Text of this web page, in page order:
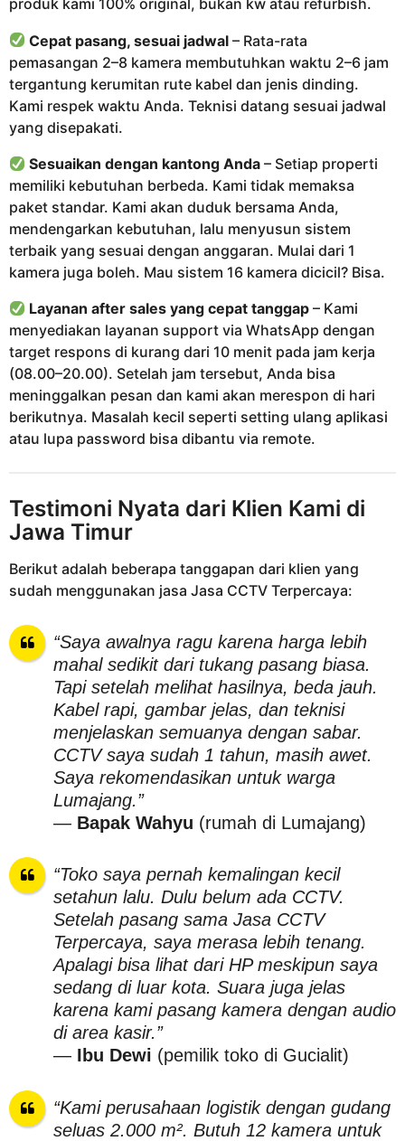
produk kami 100% original, bukan kw atau refurbish.
Cepat pasang, sesuai jadwal – Rata-rata
pemasangan 2–8 kamera membutuhkan waktu 2–6 jam
tergantung kerumitan rute kabel dan jenis dinding.
Kami respek waktu Anda. Teknisi datang sesuai jadwal
yang disepakati.
Sesuaikan dengan kantong Anda – Setiap properti
memiliki kebutuhan berbeda. Kami tidak memaksa
paket standar. Kami akan duduk bersama Anda,
mendengarkan kebutuhan, lalu menyusun sistem
terbaik yang sesuai dengan anggaran. Mulai dari 1
kamera juga boleh. Mau sistem 16 kamera dicicil? Bisa.
Layanan after sales yang cepat tanggap – Kami
menyediakan layanan support via WhatsApp dengan
target respons di kurang dari 10 menit pada jam kerja
(08.00–20.00). Setelah jam tersebut, Anda bisa
meninggalkan pesan dan kami akan merespon di hari
berikutnya. Masalah kecil seperti setting ulang aplikasi
atau lupa password bisa dibantu via remote.
Testimoni Nyata dari Klien Kami di
Jawa Timur
Berikut adalah beberapa tanggapan dari klien yang
sudah menggunakan jasa Jasa CCTV Terpercaya:
“Saya awalnya ragu karena harga lebih
mahal sedikit dari tukang pasang biasa.
Tapi setelah melihat hasilnya, beda jauh.
Kabel rapi, gambar jelas, dan teknisi
menjelaskan semuanya dengan sabar.
CCTV saya sudah 1 tahun, masih awet.
Saya rekomendasikan untuk warga
Lumajang.”
— Bapak Wahyu (rumah di Lumajang)
“Toko saya pernah kemalingan kecil
setahun lalu. Dulu belum ada CCTV.
Setelah pasang sama Jasa CCTV
Terpercaya, saya merasa lebih tenang.
Apalagi bisa lihat dari HP meskipun saya
sedang di luar kota. Suara juga jelas
karena kami pasang kamera dengan audio
di area kasir.”
— Ibu Dewi (pemilik toko di Gucialit)
“Kami perusahaan logistik dengan gudang
seluas 2.000 m². Butuh 12 kamera untuk